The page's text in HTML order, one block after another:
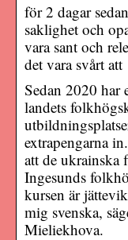
för 2 dagar
saklighet och
vara sant och
det vara svårt
Sedan 2020 har
landets
extrapengarna
att de ukrainska
Ingesunds
kursen är
mig svenska,
Mieliekhova.